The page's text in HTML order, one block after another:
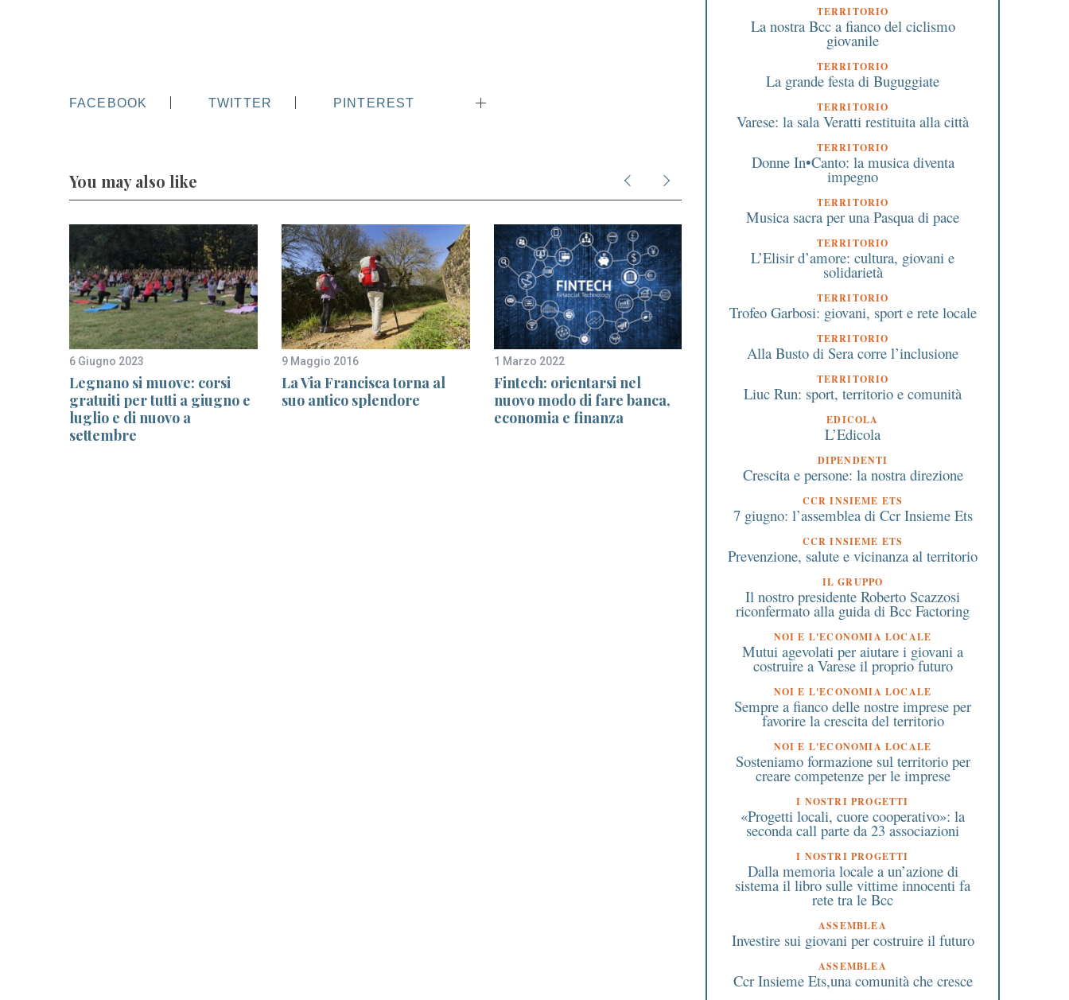
FACEBOOK TWITTER PINTEREST
You may also like
6 Giugno 2023
Legnano si muove: corsi
gratuiti per tutti a giugno e
luglio e di nuovo a
settembre
9 Maggio 2016
La Via Francisca torna al
suo antico splendore
1 Marzo 2022
Fintech: orientarsi nel
nuovo modo di fare banca,
economia e finanza
23 Gennaio 2020
Auto o furgone nuovo:
quanto si risparmia con gli
incentivi della Lombardia
17 Luglio 2026
le stelle e musica il 17
TERRITORIO
La nostra Bcc a fianco del ciclismo
giovanile
TERRITORIO
La grande festa di Buguggiate
TERRITORIO
Varese: la sala Veratti restituita alla città
TERRITORIO
Donne In•Canto: la musica diventa
impegno
TERRITORIO
Musica sacra per una Pasqua di pace
TERRITORIO
L’Elisir d’amore: cultura, giovani e
solidarietà
TERRITORIO
Trofeo Garbosi: giovani, sport e rete locale
TERRITORIO
Alla Busto di Sera corre l’inclusione
TERRITORIO
Liuc Run: sport, territorio e comunità
EDICOLA
L’Edicola
DIPENDENTI
Crescita e persone: la nostra direzione
CCR INSIEME ETS
7 giugno: l’assemblea di Ccr Insieme Ets
CCR INSIEME ETS
Prevenzione, salute e vicinanza al territorio
IL GRUPPO
Il nostro presidente Roberto Scazzosi
riconfermato alla guida di Bcc Factoring
NOI E L'ECONOMIA LOCALE
Mutui agevolati per aiutare i giovani a
costruire a Varese il proprio futuro
NOI E L'ECONOMIA LOCALE
Sempre a fianco delle nostre imprese per
favorire la crescita del territorio
NOI E L'ECONOMIA LOCALE
Sosteniamo formazione sul territorio per
creare competenze per le imprese
I NOSTRI PROGETTI
«Progetti locali, cuore cooperativo»: la
seconda call parte da 23 associazioni
I NOSTRI PROGETTI
Dalla memoria locale a un’azione di
sistema il libro sulle vittime innocenti fa
rete tra le Bcc
ASSEMBLEA
Investire sui giovani per costruire il futuro
ASSEMBLEA
Ccr Insieme Ets,una comunità che cresce